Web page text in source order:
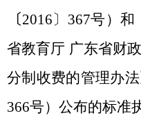
〔2016 〕 367号）和
省教育厅 广东省财
分制收费的管理办
366号）公布的标准